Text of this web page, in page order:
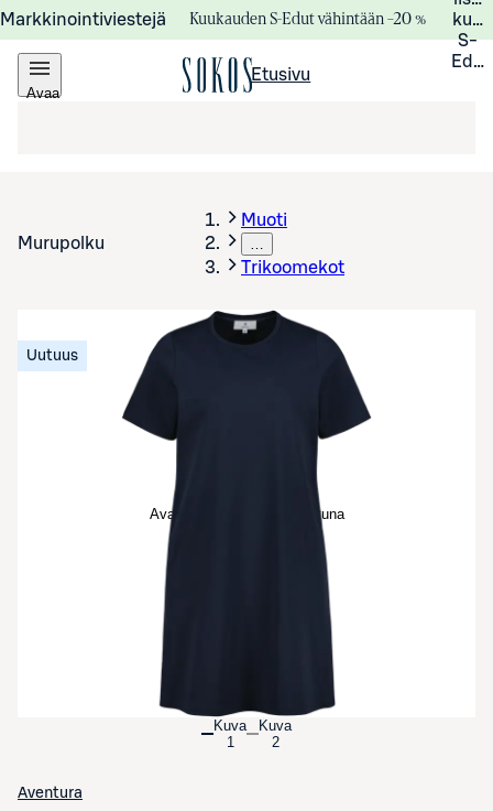
Markkinointiviestejä Kuukauden S-Edut vähintään –20 %
S-
Avaa
Etusivu
Murupolku
Muoti
…
Trikoomekot
Avaa tuotekuva suurennettuna
Uutuus
Kuva
1
Kuva
2
Aventura